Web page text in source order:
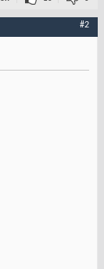
#2